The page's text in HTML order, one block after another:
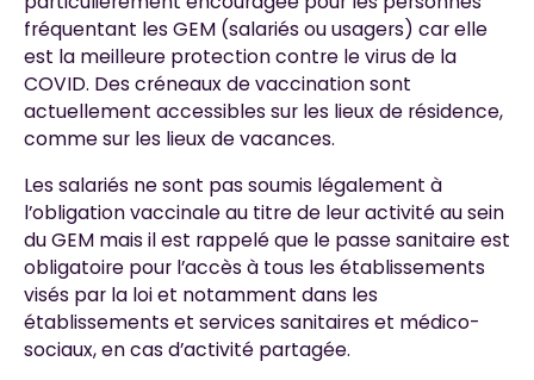
fréquentant les GEM (salariés ou usagers) car elle
est la meilleure protection contre le virus de la
COVID. Des créneaux de vaccination sont
actuellement accessibles sur les lieux de résidence,
comme sur les lieux de vacances.
Les salariés ne sont pas soumis légalement à
l’obligation vaccinale au titre de leur activité au sein
du GEM mais il est rappelé que le passe sanitaire est
obligatoire pour l’accès à tous les établissements
visés par la loi et notamment dans les
établissements et services sanitaires et médico-
sociaux, en cas d’activité partagée.